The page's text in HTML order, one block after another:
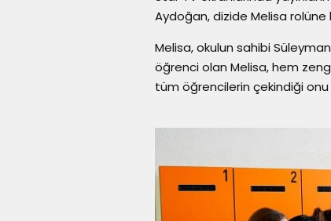
Aydoğan, dizide Melisa
Melisa, okulun sahibi Süleyman
öğrenci olan Melisa, hem
tüm öğrencilerin çekindiği